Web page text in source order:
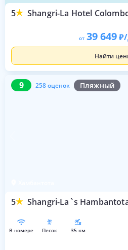
5 Shangri-La Hotel
от 39 649
Найти
9 258 оценок Пляжный
5 Shangri-La`s
9 258 оценок
в номере песок 35 км